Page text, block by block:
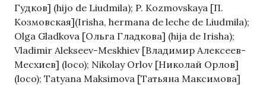
Гудков] (hijo de Liudmila); P. Kozmovskaya [П.
Козмовская](Irisha, hermana de leche de Liudmila);
Olga Gladkova [Ольга Гладкова] (hija de Irisha);
Vladimir Alekseev-Meskhiev [Владимир Алексеев-
Месхиев] (loco); Nikolay Orlov [Николай Орлов]
(loco); Tatyana Maksimova [Татьяна Максимова]